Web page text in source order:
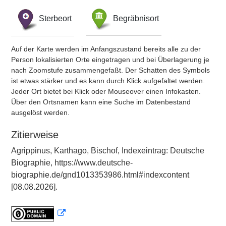
Sterbeort Begräbnisort
Auf der Karte werden im Anfangszustand bereits alle zu der
Person lokalisierten Orte eingetragen und bei Überlagerung je
nach Zoomstufe zusammengefaßt. Der Schatten des Symbols
ist etwas stärker und es kann durch Klick aufgefaltet werden.
Jeder Ort bietet bei Klick oder Mouseover einen Infokasten.
Über den Ortsnamen kann eine Suche im Datenbestand
ausgelöst werden.
Zitierweise
Agrippinus, Karthago, Bischof, Indexeintrag: Deutsche
Biographie, https://www.deutsche-
biographie.de/gnd1013353986.html#indexcontent
[08.08.2026].